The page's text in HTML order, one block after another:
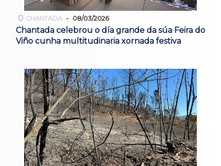
CHANTADA 08/03/2026
Chantada celebrou o día grande da súa Feira do
Viño cunha multitudinaria xornada festiva